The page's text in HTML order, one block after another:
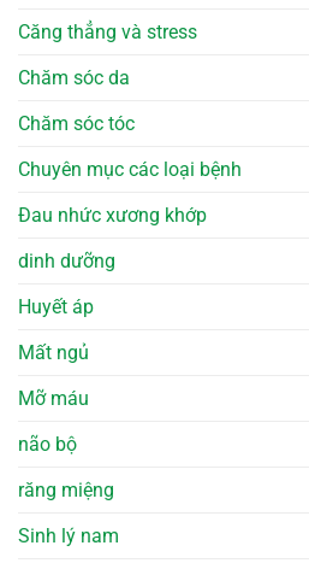
Căng thẳng và stress
Chăm sóc da
Chăm sóc tóc
Chuyên mục các loại bệnh
Đau nhức xương khớp
dinh dưỡng
Huyết áp
Mất ngủ
Mỡ máu
não bộ
răng miệng
Sinh lý nam